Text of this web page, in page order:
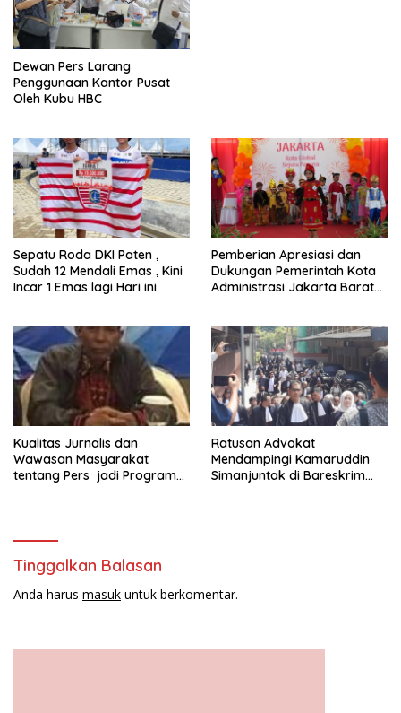
Dewan Pers Larang
Penggunaan Kantor Pusat
Oleh Kubu HBC
Sepatu Roda DKI Paten ,
Sudah 12 Mendali Emas , Kini
Incar 1 Emas lagi Hari ini
Pemberian Apresiasi dan
Dukungan Pemerintah Kota
Administrasi Jakarta Barat
Jelajah Sahabat Perempuan
dan Anak ( SAPA )
Kualitas Jurnalis dan
Wawasan Masyarakat
tentang Pers jadi Program
Ratusan Advokat
Mendampingi Kamaruddin
Simanjuntak di Bareskrim
Tinggalkan Balasan
Anda harus masuk untuk berkomentar.